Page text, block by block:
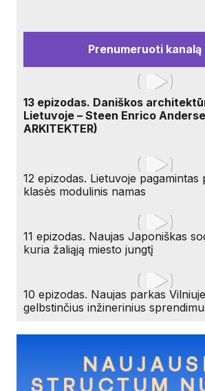
Prenumeruoti kanalą
13 epizodas. Daniškos
Lietuvoje – Steen Enrico
ARKITEKTER)
12 epizodas. Lietuvoje pagamintas
klasės modulinis namas
11 epizodas. Naujas Japoniškas
kuria žaliąją miesto jungtį
10 epizodas. Naujas parkas
gelbstinčius inžinerinius